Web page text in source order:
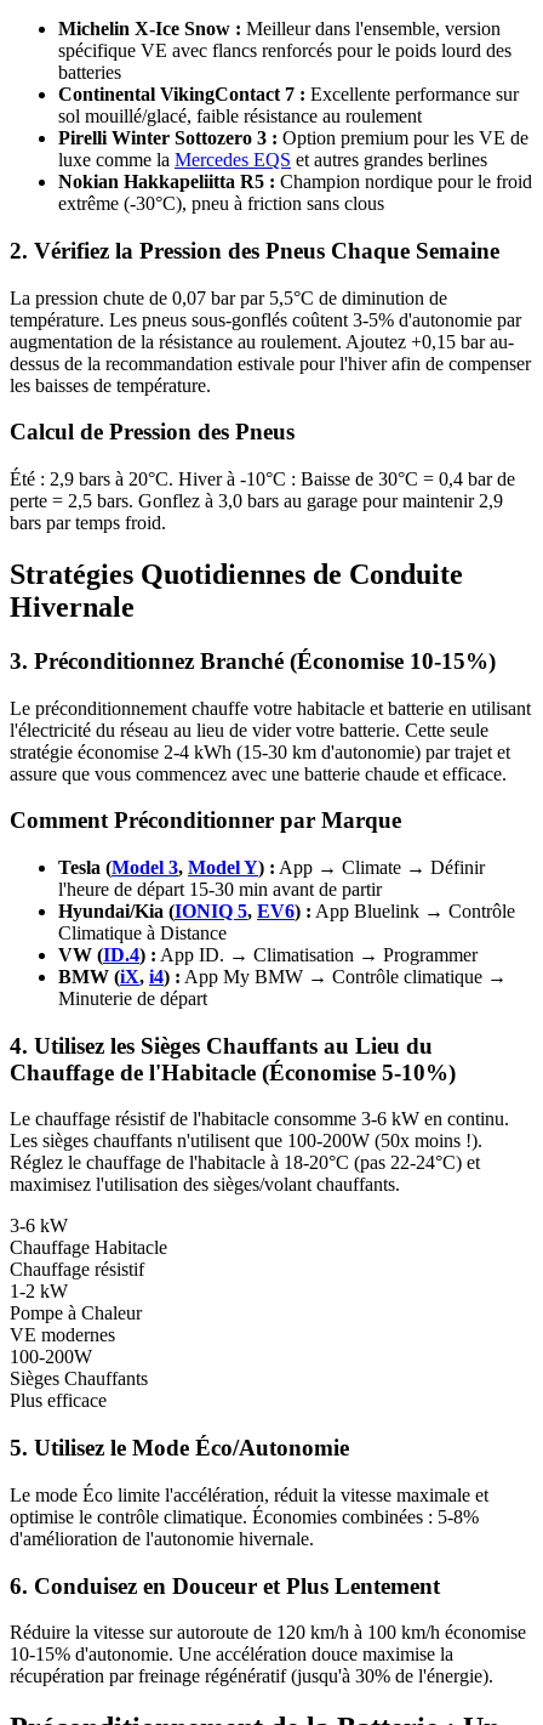
Michelin X-Ice Snow : Meilleur dans l'ensemble, version
spécifique VE avec flancs renforcés pour le poids lourd des
batteries
Continental VikingContact 7 : Excellente performance sur
sol mouillé/glacé, faible résistance au roulement
Pirelli Winter Sottozero 3 : Option premium pour les VE de
luxe comme la Mercedes EQS et autres grandes berlines
Nokian Hakkapeliitta R5 : Champion nordique pour le froid
extrême (-30°C), pneu à friction sans clous
2. Vérifiez la Pression des Pneus Chaque Semaine
La pression chute de 0,07 bar par 5,5°C de diminution de
température. Les pneus sous-gonflés coûtent 3-5% d'autonomie par
augmentation de la résistance au roulement. Ajoutez +0,15 bar au-
dessus de la recommandation estivale pour l'hiver afin de compenser
les baisses de température.
Calcul de Pression des Pneus
Été : 2,9 bars à 20°C. Hiver à -10°C : Baisse de 30°C = 0,4 bar de
perte = 2,5 bars. Gonflez à 3,0 bars au garage pour maintenir 2,9
bars par temps froid.
Stratégies Quotidiennes de Conduite
Hivernale
3. Préconditionnez Branché (Économise 10-15%)
Le préconditionnement chauffe votre habitacle et batterie en utilisant
l'électricité du réseau au lieu de vider votre batterie. Cette seule
stratégie économise 2-4 kWh (15-30 km d'autonomie) par trajet et
assure que vous commencez avec une batterie chaude et efficace.
Comment Préconditionner par Marque
Tesla (Model 3, Model Y) : App → Climate → Définir
l'heure de départ 15-30 min avant de partir
Hyundai/Kia (IONIQ 5, EV6) : App Bluelink → Contrôle
Climatique à Distance
VW (ID.4) : App ID. → Climatisation → Programmer
BMW (iX, i4) : App My BMW → Contrôle climatique →
Minuterie de départ
4. Utilisez les Sièges Chauffants au Lieu du
Chauffage de l'Habitacle (Économise 5-10%)
Le chauffage résistif de l'habitacle consomme 3-6 kW en continu.
Les sièges chauffants n'utilisent que 100-200W (50x moins !).
Réglez le chauffage de l'habitacle à 18-20°C (pas 22-24°C) et
maximisez l'utilisation des sièges/volant chauffants.
3-6 kW
Chauffage Habitacle
Chauffage résistif
1-2 kW
Pompe à Chaleur
VE modernes
100-200W
Sièges Chauffants
Plus efficace
5. Utilisez le Mode Éco/Autonomie
Le mode Éco limite l'accélération, réduit la vitesse maximale et
optimise le contrôle climatique. Économies combinées : 5-8%
d'amélioration de l'autonomie hivernale.
6. Conduisez en Douceur et Plus Lentement
Réduire la vitesse sur autoroute de 120 km/h à 100 km/h économise
10-15% d'autonomie. Une accélération douce maximise la
récupération par freinage régénératif (jusqu'à 30% de l'énergie).